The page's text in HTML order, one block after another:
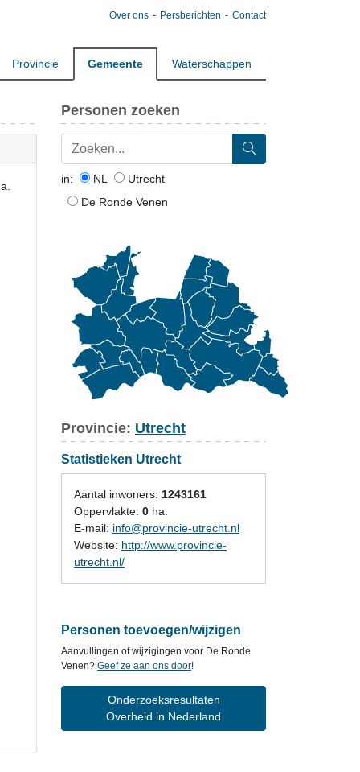
Over ons Persberichten Contact
Provincie Gemeente Waterschappen
Personen zoeken
in: NL
Utrecht
De Ronde Venen
Provincie: Utrecht
Statistieken Utrecht
Aantal inwoners: 1243161
Oppervlakte: 0 ha.
E-mail: info@provincie-utrecht.nl
Website: http://www.provincie-
utrecht.nl/
Personen toevoegen/wijzigen
Aanvullingen of wijzigingen voor De Ronde
Venen? Geef ze aan ons door!
Onderzoeksresultaten
Overheid in Nederland